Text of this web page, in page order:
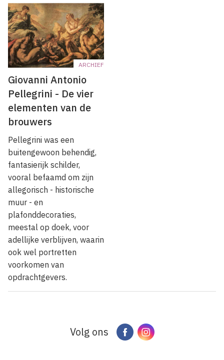
ARCHIEF
Giovanni Antonio
Pellegrini - De vier
elementen van de
brouwers
Pellegrini was een
buitengewoon behendig,
fantasierijk schilder,
vooral befaamd om zijn
allegorisch - historische
muur - en
plafonddecoraties,
meestal op doek, voor
adellijke verblijven, waarin
ook wel portretten
voorkomen van
opdrachtgevers.
Volg ons FacebookInstagram